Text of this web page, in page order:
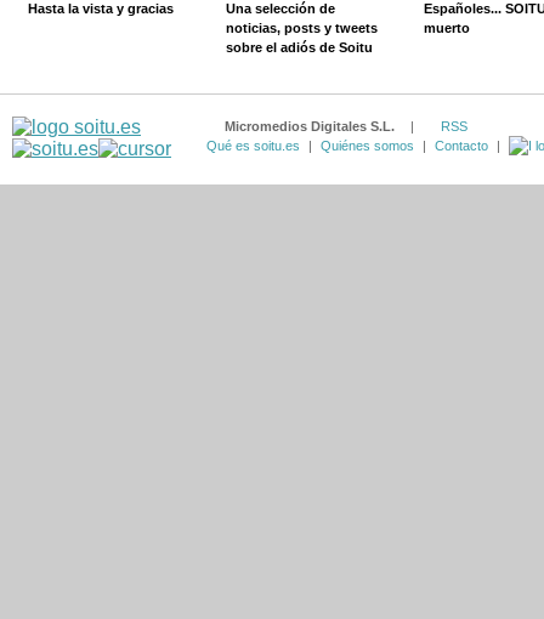
Hasta la vista y gracias
Una selección de
noticias, posts y tweets
sobre el adiós de Soitu
Españoles...
muerto
Micromedios Digitales S.L. |
RSS
Qué es soitu.es
| Quiénes somos | Contacto |